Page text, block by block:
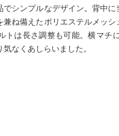
でシンプルなデザイン。背中に
兼ね備えたポリエステルメッシ
トは長さ調整も可能。横マチ
なくあしらいました。